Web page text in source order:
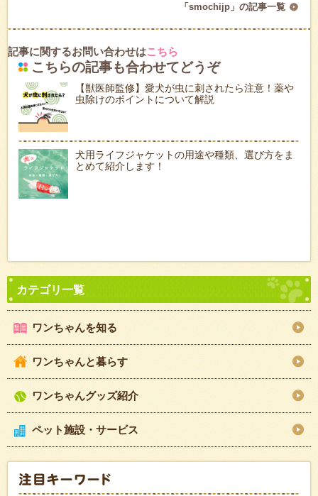
「smochijp」の記事一覧
記事に関するお問い合わせはこちら
こちらの記事も合わせてどうぞ
【獣医師監修】愛犬が虫に刺されたら注意！薬や
虫除けのポイントについて解説
犬用ライフジャケットの用途や種類、選び方をま
とめて紹介します！
ワンちゃんを知る
ワンちゃんと暮らす
ワンちゃんグッズ紹介
ペット施設・サービス